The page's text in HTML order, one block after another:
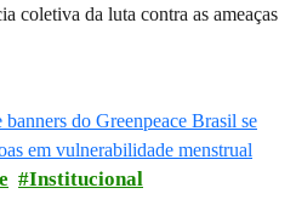
coletiva da luta contra as ameaças
Institucional